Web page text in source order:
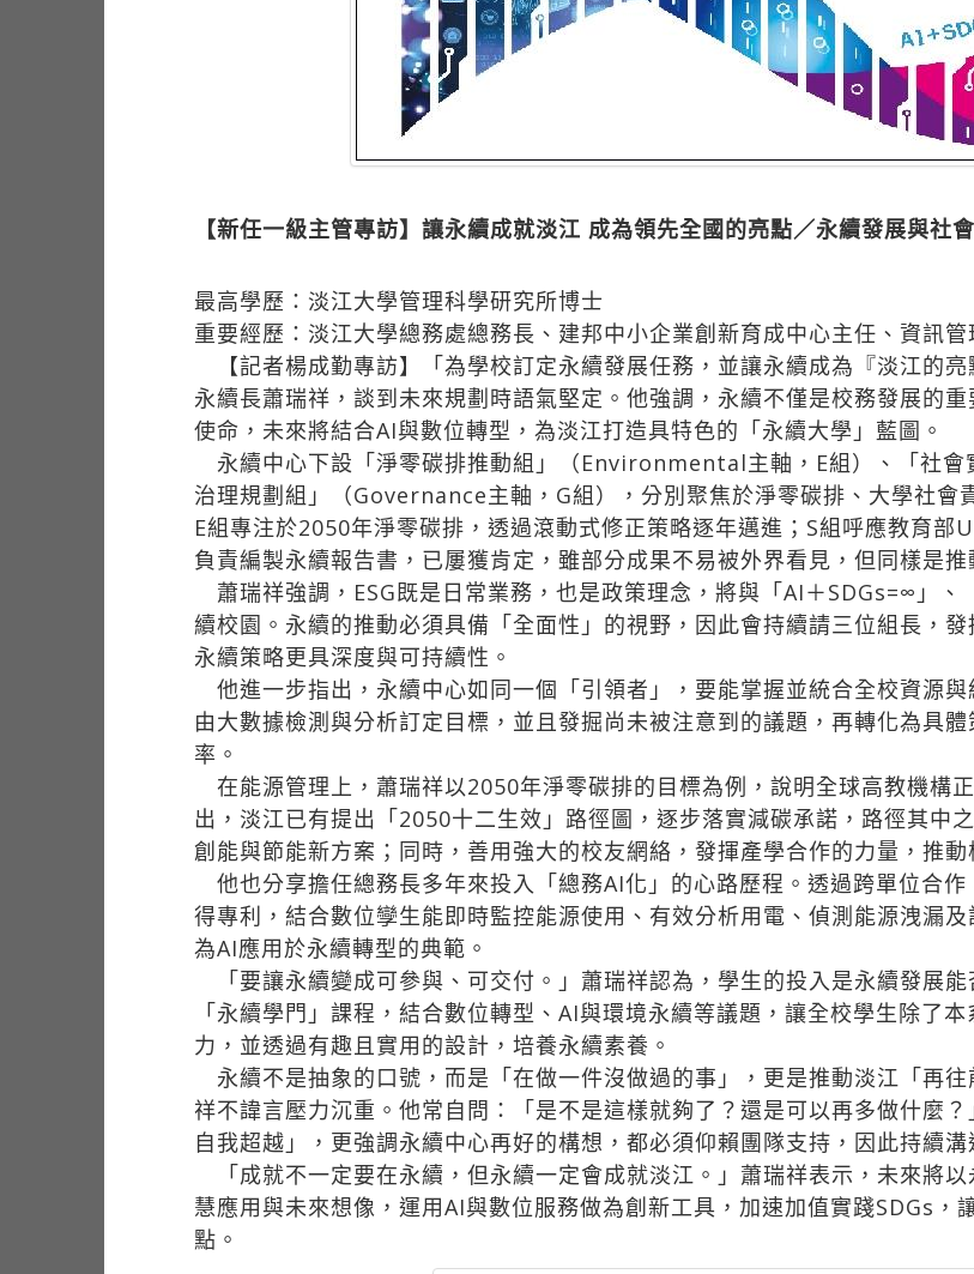
【新任一級主管專訪】讓永續成就淡江 成為領先全國的亮點／永續發展與社
最高學歷：淡江大學管理科學研究所博士
重要經歷：淡江大學總務處總務長、建邦中小企業創新育成中心主任、資訊
【記者楊成勤專訪】「為學校訂定永續發展任務，並讓永續成為『淡江的
永續長蕭瑞祥，談到未來規劃時語氣堅定。他強調，永續不僅是校務發展的
使命，未來將結合AI與數位轉型，為淡江打造具特色的「永續大學」藍圖。
永續中心下設「淨零碳排推動組」（Environmental主軸，E組）、「社會
治理規劃組」（Governance主軸，G組），分別聚焦於淨零碳排、大學社會
E組專注於2050年淨零碳排，透過滾動式修正策略逐年邁進；S組呼應教育部
負責編製永續報告書，已屢獲肯定，雖部分成果不易被外界看見，但同樣是推
蕭瑞祥強調，ESG既是日常業務，也是政策理念，將與「AI＋SDGs=∞」、
續校園。永續的推動必須具備「全面性」的視野，因此會持續請三位組長，
永續策略更具深度與可持續性。
他進一步指出，永續中心如同一個「引領者」，要能掌握並統合全校資源
由大數據檢測與分析訂定目標，並且發掘尚未被注意到的議題，再轉化為具
率。
在能源管理上，蕭瑞祥以2050年淨零碳排的目標為例，說明全球高教機構
出，淡江已有提出「2050十二生效」路徑圖，逐步落實減碳承諾，路徑其中
創能與節能新方案；同時，善用強大的校友網絡，發揮產學合作的力量，推動
他也分享擔任總務長多年來投入「總務AI化」的心路歷程。透過跨單位合
得專利，結合數位孿生能即時監控能源使用、有效分析用電、偵測能源洩漏
為AI應用於永續轉型的典範。
「要讓永續變成可參與、可交付。」蕭瑞祥認為，學生的投入是永續發展
「永續學門」課程，結合數位轉型、AI與環境永續等議題，讓全校學生除了
力，並透過有趣且實用的設計，培養永續素養。
永續不是抽象的口號，而是「在做一件沒做過的事」，更是推動淡江「再
祥不諱言壓力沉重。他常自問：「是不是這樣就夠了？還是可以再多做什麼
自我超越」，更強調永續中心再好的構想，都必須仰賴團隊支持，因此持續
「成就不一定要在永續，但永續一定會成就淡江。」蕭瑞祥表示，未來將
慧應用與未來想像，運用AI與數位服務做為創新工具，加速加值實踐SDGs，
點。